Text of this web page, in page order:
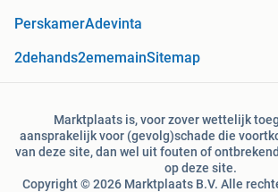
PerskamerAdevinta
2dehands2ememainSitemap
Marktplaats is, voor zover wettelijk
aansprakelijk voor (gevolg)schade die
van deze site, dan wel uit fouten of
op deze site.
Copyright © 2026 Marktplaats B.V. Alle